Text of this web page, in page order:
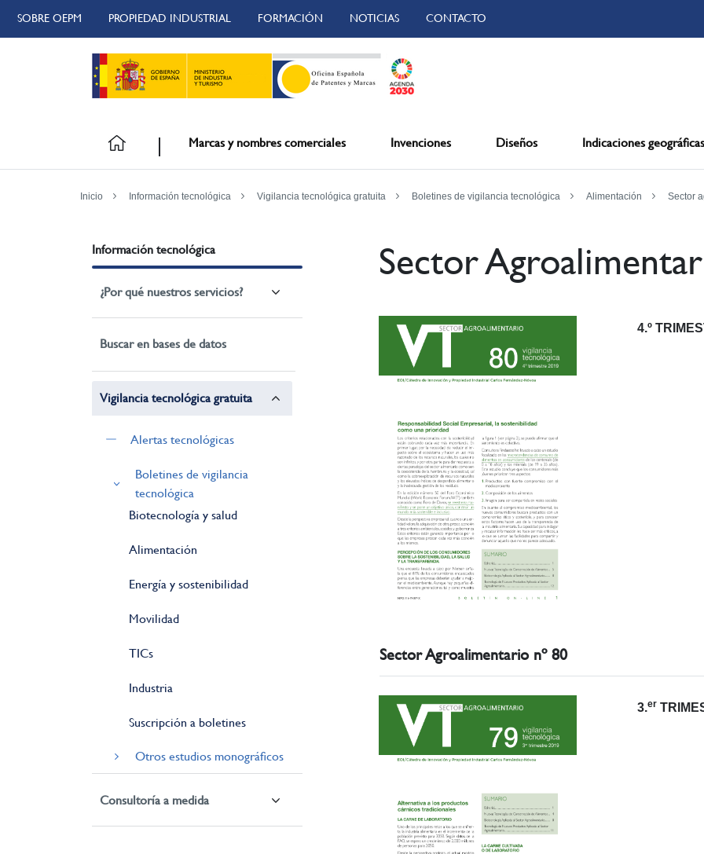
SOBRE OEPM PROPIEDAD INDUSTRIAL FORMACIÓN NOTICIAS CONTACTO
Marcas y nombres comerciales Invenciones Diseños Indicaciones geográficas
Inicio Información tecnológica Vigilancia tecnológica gratuita Boletines de vigilancia tecnológica Alimentación Sector
Información tecnológica
¿Por qué nuestros servicios?
Buscar en bases de datos
Vigilancia tecnológica gratuita
Alertas tecnológicas
Boletines de vigilancia
tecnológica
Biotecnología y salud
Alimentación
Energía y sostenibilidad
Movilidad
TICs
Industria
Suscripción a boletines
Otros estudios monográficos
Consultoría a medida
Sector
4.º
Sector Agroalimentario nº 80
3.er